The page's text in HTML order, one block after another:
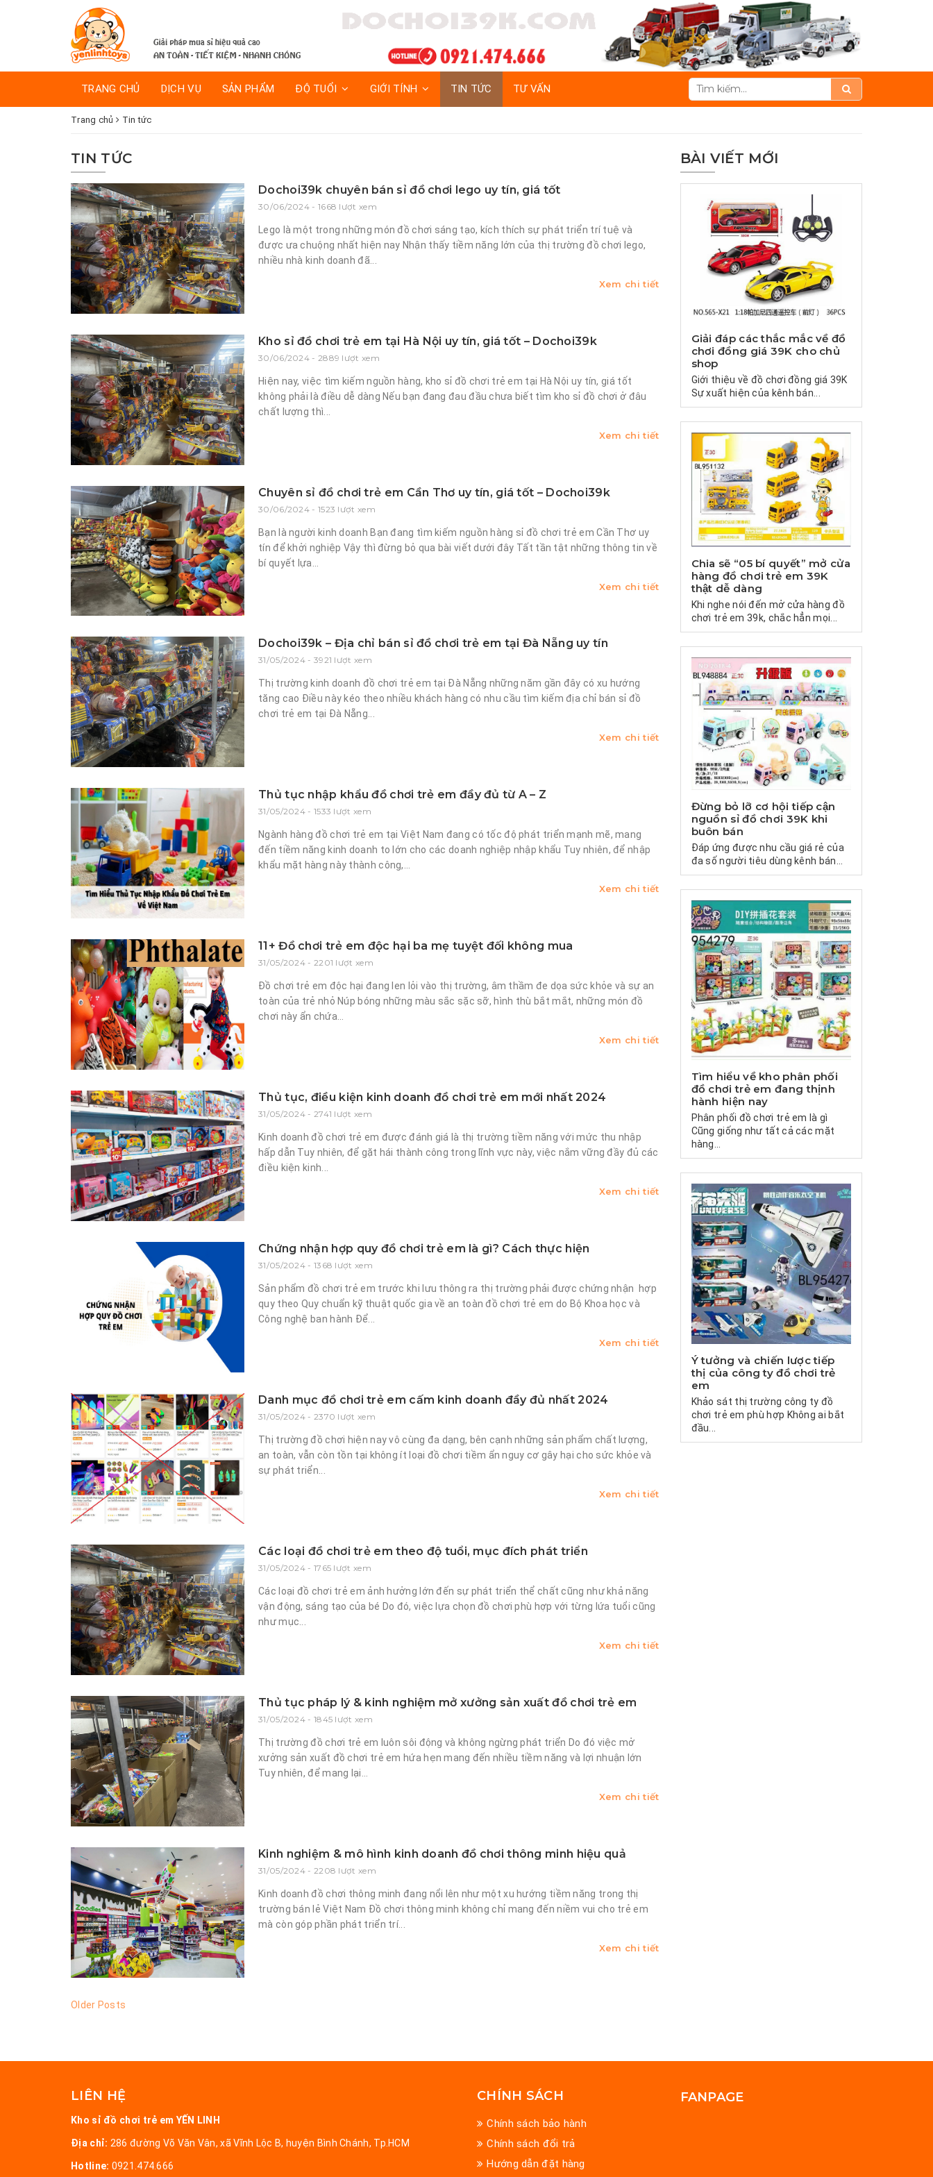
TRANG CHỦ DỊCH VỤ SẢN PHẨM ĐỘ TUỔI GIỚI TÍNH TIN TỨC TƯ VẤN
Trang chủ Tin tức
TIN TỨC
Dochoi39k chuyên bán sỉ đồ chơi lego uy tín, giá tốt
30/06/2024 - 1668 lượt xem
Lego là một trong những món đồ chơi sáng tạo, kích thích sự phát triển trí tuệ và
được ưa chuộng nhất hiện nay Nhận thấy tiềm năng lớn của thị trường đồ chơi lego,
nhiều nhà kinh doanh đã...
Xem chi tiết
Kho sỉ đồ chơi trẻ em tại Hà Nội uy tín, giá tốt – Dochoi39k
30/06/2024 - 2889 lượt xem
Hiện nay, việc tìm kiếm nguồn hàng, kho sỉ đồ chơi trẻ em tại Hà Nội uy tín, giá tốt
không phải là điều dễ dàng Nếu bạn đang đau đầu chưa biết tìm kho sỉ đồ chơi ở đâu
chất lượng thì...
Xem chi tiết
Chuyên sỉ đồ chơi trẻ em Cần Thơ uy tín, giá tốt – Dochoi39k
30/06/2024 - 1523 lượt xem
Bạn là người kinh doanh Bạn đang tìm kiếm nguồn hàng sỉ đồ chơi trẻ em Cần Thơ uy
tín để khởi nghiệp Vậy thì đừng bỏ qua bài viết dưới đây Tất tần tật những thông tin về
bí quyết lựa...
Xem chi tiết
Dochoi39k – Địa chỉ bán sỉ đồ chơi trẻ em tại Đà Nẵng uy tín
31/05/2024 - 3921 lượt xem
Thị trường kinh doanh đồ chơi trẻ em tại Đà Nẵng những năm gần đây có xu hướng
tăng cao Điều này kéo theo nhiều khách hàng có nhu cầu tìm kiếm địa chỉ bán sỉ đồ
chơi trẻ em tại Đà Nẵng...
Xem chi tiết
Thủ tục nhập khẩu đồ chơi trẻ em đầy đủ từ A – Z
31/05/2024 - 1533 lượt xem
Ngành hàng đồ chơi trẻ em tại Việt Nam đang có tốc độ phát triển mạnh mẽ, mang
đến tiềm năng kinh doanh to lớn cho các doanh nghiệp nhập khẩu Tuy nhiên, để nhập
khẩu mặt hàng này thành công,...
Xem chi tiết
11+ Đồ chơi trẻ em độc hại ba mẹ tuyệt đối không mua
31/05/2024 - 2201 lượt xem
Đồ chơi trẻ em độc hại đang len lỏi vào thị trường, âm thầm đe dọa sức khỏe và sự an
toàn của trẻ nhỏ Núp bóng những màu sắc sặc sỡ, hình thù bắt mắt, những món đồ
chơi này ẩn chứa...
Xem chi tiết
Thủ tục, điều kiện kinh doanh đồ chơi trẻ em mới nhất 2024
31/05/2024 - 2741 lượt xem
Kinh doanh đồ chơi trẻ em được đánh giá là thị trường tiềm năng với mức thu nhập
hấp dẫn Tuy nhiên, để gặt hái thành công trong lĩnh vực này, việc nắm vững đầy đủ các
điều kiện kinh...
Xem chi tiết
Chứng nhận hợp quy đồ chơi trẻ em là gì? Cách thực hiện
31/05/2024 - 1368 lượt xem
Sản phẩm đồ chơi trẻ em trước khi lưu thông ra thị trường phải được chứng nhận hợp
quy theo Quy chuẩn kỹ thuật quốc gia về an toàn đồ chơi trẻ em do Bộ Khoa học và
Công nghệ ban hành Để...
Xem chi tiết
Danh mục đồ chơi trẻ em cấm kinh doanh đầy đủ nhất 2024
31/05/2024 - 2370 lượt xem
Thị trường đồ chơi hiện nay vô cùng đa dạng, bên cạnh những sản phẩm chất lượng,
an toàn, vẫn còn tồn tại không ít loại đồ chơi tiềm ẩn nguy cơ gây hại cho sức khỏe và
sự phát triển...
Xem chi tiết
Các loại đồ chơi trẻ em theo độ tuổi, mục đích phát triển
31/05/2024 - 1765 lượt xem
Các loại đồ chơi trẻ em ảnh hưởng lớn đến sự phát triển thể chất cũng như khả năng
vận động, sáng tạo của bé Do đó, việc lựa chọn đồ chơi phù hợp với từng lứa tuổi cũng
như mục...
Xem chi tiết
Thủ tục pháp lý & kinh nghiệm mở xưởng sản xuất đồ chơi trẻ em
31/05/2024 - 1845 lượt xem
Thị trường đồ chơi trẻ em luôn sôi động và không ngừng phát triển Do đó việc mở
xưởng sản xuất đồ chơi trẻ em hứa hẹn mang đến nhiều tiềm năng và lợi nhuận lớn
Tuy nhiên, để mang lại...
Xem chi tiết
Kinh nghiệm & mô hình kinh doanh đồ chơi thông minh hiệu quả
31/05/2024 - 2208 lượt xem
Kinh doanh đồ chơi thông minh đang nổi lên như một xu hướng tiềm năng trong thị
trường bán lẻ Việt Nam Đồ chơi thông minh không chỉ mang đến niềm vui cho trẻ em
mà còn góp phần phát triển trí...
Xem chi tiết
Older Posts
BÀI VIẾT MỚI
Giải đáp các thắc mắc về đồ
chơi đồng giá 39K cho chủ
shop
Giới thiệu về đồ chơi đồng giá 39K
Sự xuất hiện của kênh bán...
Chia sẽ “05 bí quyết” mở cửa
hàng đồ chơi trẻ em 39K
thật dễ dàng
Khi nghe nói đến mở cửa hàng đồ
chơi trẻ em 39k, chắc hẳn mọi...
Đừng bỏ lỡ cơ hội tiếp cận
nguồn sỉ đồ chơi 39K khi
buôn bán
Đáp ứng được nhu cầu giá rẻ của
đa số người tiêu dùng kênh bán...
Tìm hiểu về kho phân phối
đồ chơi trẻ em đang thịnh
hành hiện nay
Phân phối đồ chơi trẻ em là gì
Cũng giống như tất cả các mặt
hàng...
Ý tưởng và chiến lược tiếp
thị của công ty đồ chơi trẻ
em
Khảo sát thị trường công ty đồ
chơi trẻ em phù hợp Không ai bắt
đầu...
LIÊN HỆ
Kho sỉ đồ chơi trẻ em YẾN LINH
Địa chỉ: 286 đường Võ Văn Vân, xã Vĩnh Lộc B, huyện Bình Chánh, Tp.HCM
Hotline: 0921.474.666
CHÍNH SÁCH
Chính sách bảo hành
Chính sách đổi trả
Hướng dẫn đặt hàng
FANPAGE